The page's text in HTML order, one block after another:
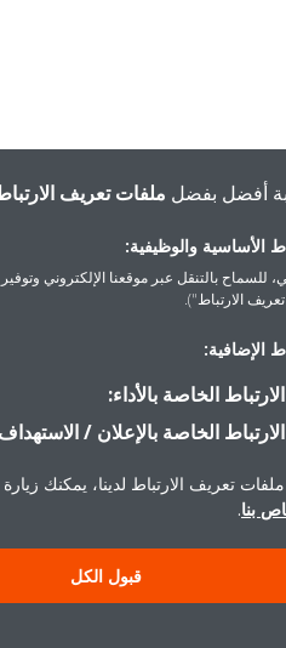
ملفات تعريف الارتباط
عبر موقعنا الإلكتروني وتوفير الخدمات
بالأداء:
بالإعلان / الاستهداف:
لدينا، يمكنك زيارة "إشعار